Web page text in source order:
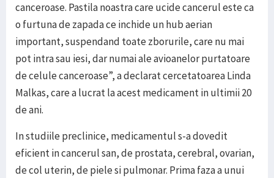
canceroase. Pastila noastra care ucide cancerul este ca
o furtuna de zapada ce inchide un hub aerian
important, suspendand toate zborurile, care nu mai
pot intra sau iesi, dar numai ale avioanelor purtatoare
de celule canceroase”, a declarat cercetatoarea Linda
Malkas, care a lucrat la acest medicament in ultimii 20
de ani.
In studiile preclinice, medicamentul s-a dovedit
eficient in cancerul san, de prostata, cerebral, ovarian,
de col uterin, de piele si pulmonar. Prima faza a unui